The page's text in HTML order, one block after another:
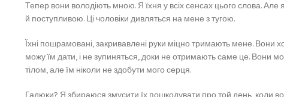
Тепер вони володіють мною. Я їхня у всіх сенсах цього слова. Але
й поступливою. Ці чоловіки дивляться на мене з тугою.
Їхні пошрамовані, закривавлені руки міцно тримають мене. Вони
можу їм дати, і не зупиняться, доки не отримають саме це. Вони
тілом, але їм ніколи не здобути мого серця.
Гадюки? Я збираюся змусити їх пошкодувати про той день, коли